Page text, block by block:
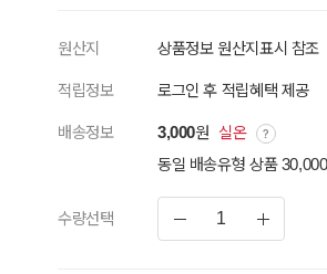
원산지 상품정보 원산지표시 참조
적립정보 로그인 후 적립혜택 제공
배송정보 3,000원 실온
동일 배송유형 상품
수량선택